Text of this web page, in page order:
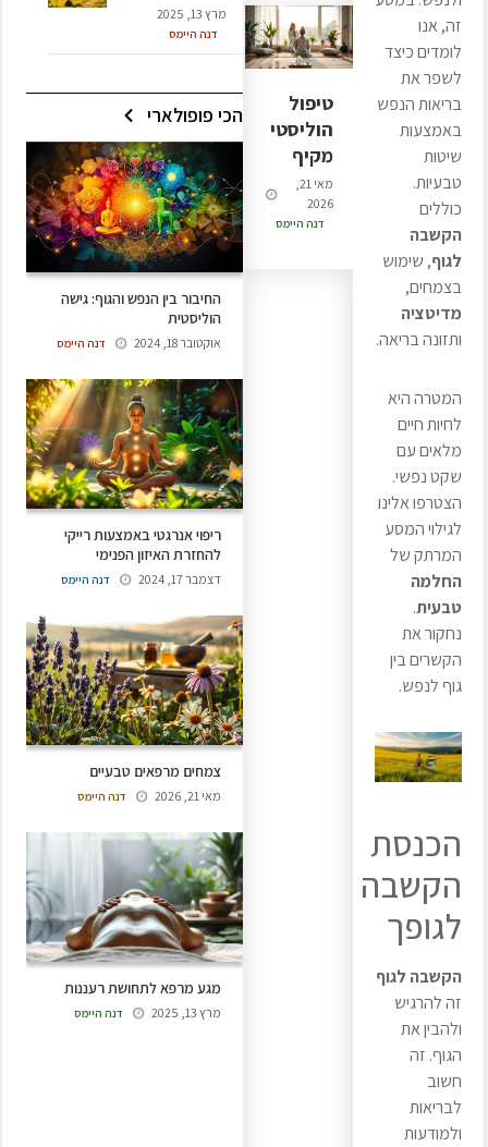
זה, אנו
לומדים כיצד
לשפר את
בריאות הנפש
באמצעות
שיטות
טבעיות.
כוללים
הקשבה
לגוף, שימוש
בצמחים,
מדיטציה
ותזונה בריאה.
המטרה היא
לחיות חיים
מלאים עם
שקט נפשי.
הצטרפו אלינו
לגילוי המסע
המרתק של
החלמה
טבעית.
נחקור את
הקשרים בין
גוף לנפש.
הכנסת
הקשבה
לגופך
הקשבה לגוף
זה להרגיש
ולהבין את
הגוף. זה
חשוב
לבריאות
ולמודעות
טיפול
הוליסטי
מקיף
דנה היימס
מאי 21,
2026
דנה היימס
מרץ 13, 2025
הכי פופולארי
החיבור בין הנפש והגוף: גישה
הוליסטית
דנה היימס אוקטובר 18, 2024
ריפוי אנרגטי באמצעות רייקי
להחזרת האיזון הפנימי
דנה היימס דצמבר 17, 2024
צמחים מרפאים טבעיים
דנה היימס מאי 21, 2026
מגע מרפא לתחושת רעננות
דנה היימס מרץ 13, 2025